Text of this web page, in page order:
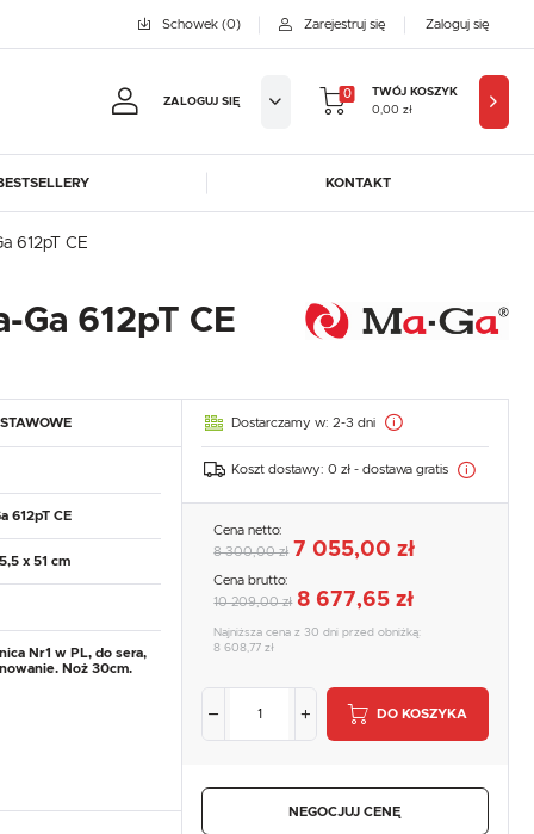
Schowek(0) Zarejestruj się Zaloguj się
ZALOGUJ SIĘ
się
SIĘ
0
TWÓJ KOSZYK
0,00 zł
DORA-METAL EGAZ
GASTROPRODUKT GREDIL
LOZAMET LENARI
ROLLER GRILL
SCOTSMAN
KONTAKT
612pT CE
612pT CE
612pT CE
x 51 cm
Nr1 w PL, do sera,
Noż 30cm.
Dostarczamy w: 2-3 dni
Koszt dostawy: 0 zł - dostawa gratis
Cena netto:
8 300,00 zł 7 055,00 zł
Cena brutto:
10 209,00 zł 8 677,65 zł
Najniższa cena z 30 dni przed obniżką:
8 608,77 zł
DO KOSZYKA
NEGOCJUJ CENĘ